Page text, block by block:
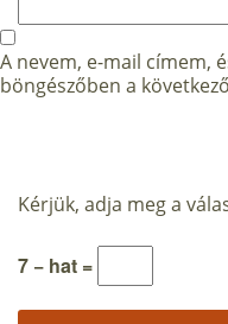
A nevem, e-mail címem,
böngészőben a
Kérjük, adja meg a
7 − hat =